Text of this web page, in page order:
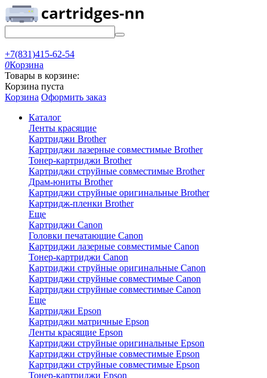
+7(831)415-62-54
0Корзина
Товары в корзине:
Корзина пуста
Корзина Оформить заказ
Каталог
Ленты красящие
Картриджи Brother
Картриджи лазерные совместимые Brother
Тонер-картриджи Brother
Картриджи струйные совместимые Brother
Драм-юниты Brother
Картриджи струйные оригинальные Brother
Картридж-пленки Brother
Еще
Картриджи Canon
Головки печатающие Canon
Картриджи лазерные совместимые Canon
Тонер-картриджи Canon
Картриджи струйные оригинальные Canon
Картриджи струйные совместимые Canon
Картриджи струйные совместимые Canon
Еще
Картриджи Epson
Картриджи матричные Epson
Ленты красящие Epson
Картриджи струйные оригинальные Epson
Картриджи струйные совместимые Epson
Картриджи струйные совместимые Epson
Тонер-картриджи Epson